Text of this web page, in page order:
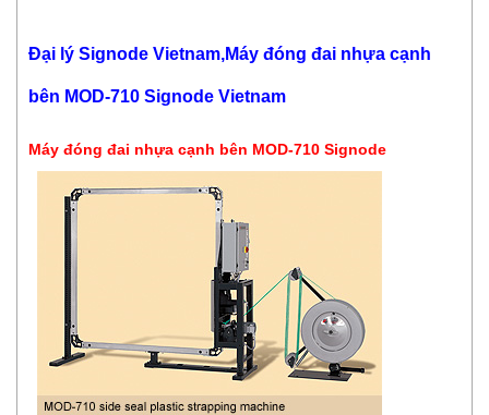
Đại lý Signode Vietnam,Máy đóng đai nhựa cạnh
bên MOD-710 Signode Vietnam
Máy đóng đai nhựa cạnh bên MOD-710 Signode